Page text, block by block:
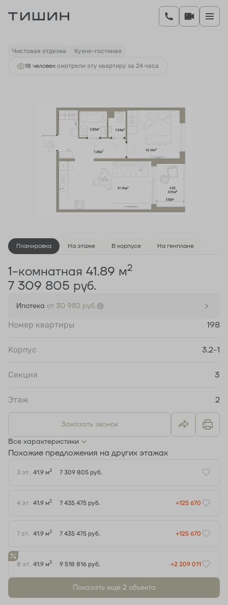
1-комнатная 41.89 м 7 309 805 руб.
Ипотекаот 30 982 руб.
Чистовая отделка Кухня-гостиная
18 человек смотрели эту квартиру за 24 часа
Планировка На этаже В корпусе На генплане
1-комнатная 41.89 м2
7 309 805 руб.
Ипотека от 30 982 руб.
Номер квартиры 198
Корпус 3.2-1
Секция 3
Этаж 2
Заказать звонок
Все характеристики
Похожие предложения на других этажах
3 эт. 41.9 м2 7 309 805 руб.
4 эт. 41.9 м2 7 435 475 руб. +125 670
7 эт. 41.9 м2 7 435 475 руб. +125 670
8 эт. 41.9 м2 9 518 816 руб. +2 209 011
Показать еще 2 объектa